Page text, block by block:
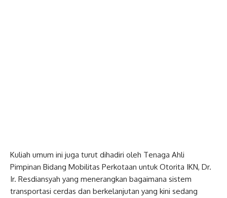
Kuliah umum ini juga turut dihadiri oleh Tenaga Ahli
Pimpinan Bidang Mobilitas Perkotaan untuk Otorita IKN, Dr.
Ir. Resdiansyah yang menerangkan bagaimana sistem
transportasi cerdas dan berkelanjutan yang kini sedang